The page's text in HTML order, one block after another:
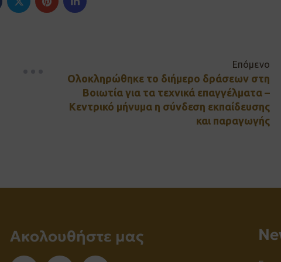
Επόμενο
Ολοκληρώθηκε το διήμερο δράσεων στη
Βοιωτία για τα τεχνικά επαγγέλματα –
Κεντρικό μήνυμα η σύνδεση εκπαίδευσης
και παραγωγής
Ακολουθήστε μας